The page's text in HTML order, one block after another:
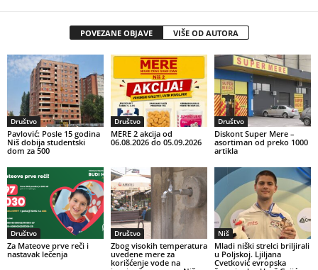
POVEZANE OBJAVE VIŠE OD AUTORA
Društvo
Pavlović: Posle 15 godina
Niš dobija studentski
dom za 500
Društvo
MERE 2 akcija od
06.08.2026 do 05.09.2026
Društvo
Diskont Super Mere –
asortiman od preko 1000
artikla
Društvo
Za Mateove prve reči i
nastavak lečenja
Društvo
Zbog visokih temperatura
uvedene mere za
korišćenje vode na
Niš
Mladi niški strelci briljirali
u Poljskoj. Ljiljana
Cvetković evropska